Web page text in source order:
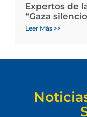
Expertos de
“Gaza
Leer Más >>